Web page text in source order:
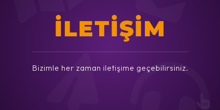
İLETİŞİM
Bizimle her zaman iletişime geçebilirsiniz.